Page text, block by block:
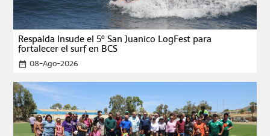
Respalda Insude el 5º San Juanico LogFest para
fortalecer el surf en BCS
date_range 08-Ago-2026